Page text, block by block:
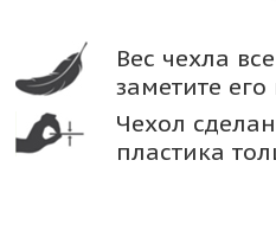
Вес чехла
заметите
Чехол
пластика